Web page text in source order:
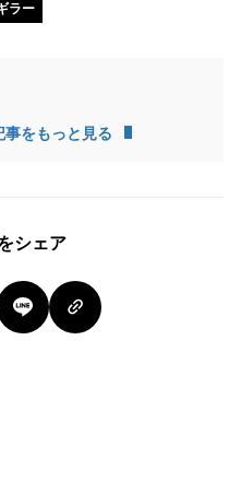
ラー
をもっと見る
シェア